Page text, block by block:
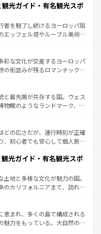
忘れられない旅をしてみよう！
情熱的なフラメンコ、熱気あふ
パスが生活の一部となってい
された雰囲気や、バルセロナの
地方では古代ローマ遺跡や中世
候が異なるスペインはその個
性で訪れる人を魅了する。 なお、新着のスペイン情報は コ
しい。
光ガイド・有名観光スポ
者を魅了し続けるヨーロッパ屈
エッフェル塔やルーブル美術館
る。華麗な宮殿、歴史的な大
て豊かな自然が、訪れる者を心
ンスは美食の国としても知ら
あるランス、プロヴァンスの
、多彩な楽しみ方が可能だ。さ
魅力が溢れており、どの街角に
れで全く異なる文化を体験で
、新着のフランス情報はコンテンツ一覧
彩な文化が交差するヨーロッパ
の街並みが残るロマンチック街
いても飽きることがない。ベ
エルン州のアルプスの絶景、そ
畑といった風景は必見。ビール
ほしい。 なお、新着の
覧を参照してほしい。
と最先端が共存する国。ウェス
物館のようなランドマーク、歴
。また、優雅なアフタヌーン
まらない英国パブ、サッカー観
きる体験も豊富。イギリスを旅
。
どの広さだが、運行時刻が正確
、初心者でも安心して個人旅行
スイスならではのユニークな
だけでなく町歩きも満喫する
高いため物価も高いが、旅行
ービスもあり、うまく活用すれ
光ガイド・有名観光スポ
地と多様な文化が魅力の国。
のカリフォルニアまで、訪れる
ショッピング、エンターテイ
なスポットだ。一方、アメリカ
グランドキャニオンやイエロー
恵まれ、多くの島で構成される
魅力をもっている。大自然の神